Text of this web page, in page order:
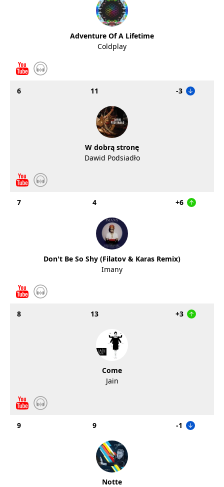
Adventure Of A Lifetime
Coldplay
6 11 -3
W dobrą stronę
Dawid Podsiadło
7 4 +6
Don't Be So Shy (Filatov & Karas Remix)
Imany
8 13 +3
Come
Jain
9 9 -1
Notte